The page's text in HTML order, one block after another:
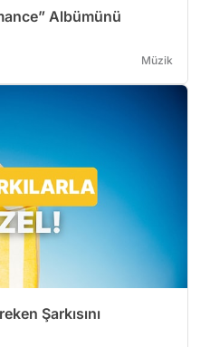
Albümünü
Müzik
Şarkısını